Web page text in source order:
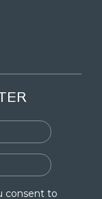
consent to